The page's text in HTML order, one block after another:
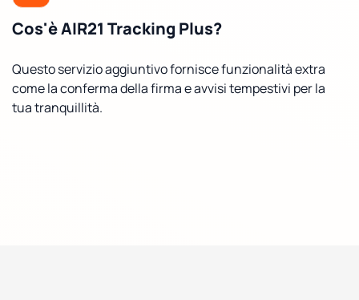
Cos'è AIR21 Tracking Plus?
Questo servizio aggiuntivo fornisce funzionalità extra
come la conferma della firma e avvisi tempestivi per la
tua tranquillità.